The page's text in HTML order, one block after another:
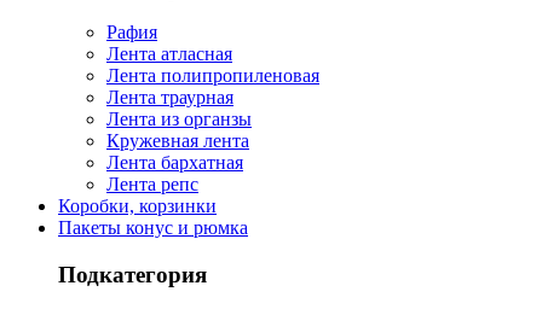
Рафия
Лента атласная
Лента полипропиленовая
Лента траурная
Лента из органзы
Кружевная лента
Лента бархатная
Лента репс
Коробки, корзинки
Пакеты конус и рюмка
Подкатегория